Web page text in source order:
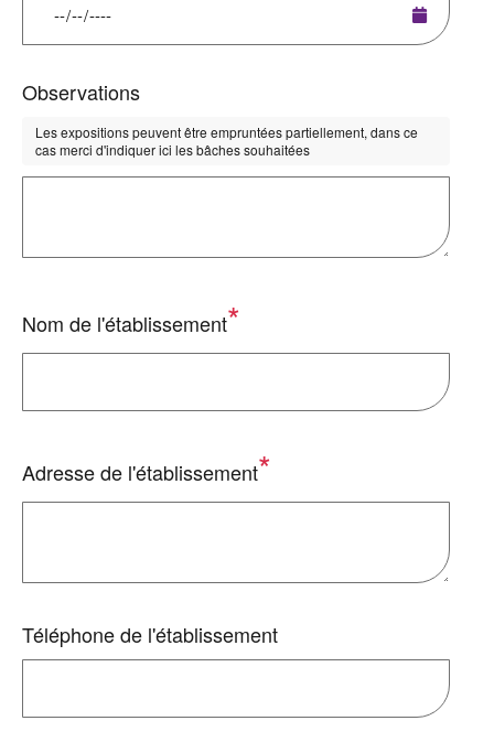
Observations
Les expositions peuvent être empruntées partiellement, dans ce
cas merci d'indiquer ici les bâches souhaitées
Nom de l'établissement
Adresse de l'établissement
Téléphone de l'établissement